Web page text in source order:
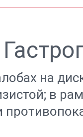
на
в